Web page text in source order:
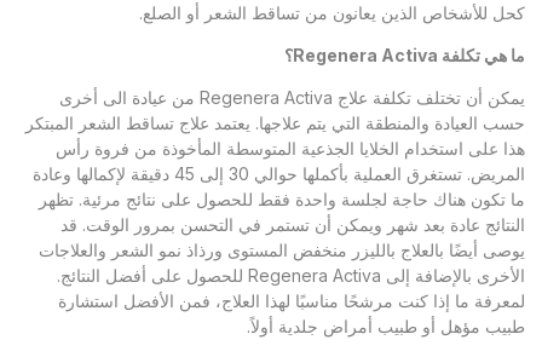
كحل للأشخاص الذين يعانون من تساقط الشعر أو الصلع.
ما هي تكلفة ؟
يمكن أن تختلف تكلفة علاج Regenera Activa من عيادة الى أخرى
حسب العيادة والمنطقة التي يتم علاجها. يعتمد علاج تساقط الشعر المبتكر
هذا على استخدام الخلايا الجذعية المتوسطة المأخوذة من فروة رأس
المريض. تستغرق العملية بأكملها حوالي 30 إلى 45 دقيقة لإكمالها وعادة
ما تكون هناك حاجة لجلسة واحدة فقط للحصول على نتائج مرئية. تظهر
النتائج عادة بعد شهر ويمكن أن تستمر في التحسن بمرور الوقت. قد
يوصى أيضًا بالعلاج بالليزر منخفض المستوى ورذاذ نمو الشعر والعلاجات
الأخرى بالإضافة إلى Regenera Activa للحصول على أفضل النتائج.
لمعرفة ما إذا كنت مرشحًا مناسبًا لهذا العلاج، فمن الأفضل استشارة
طبيب مؤهل أو طبيب أمراض جلدية أولاً.